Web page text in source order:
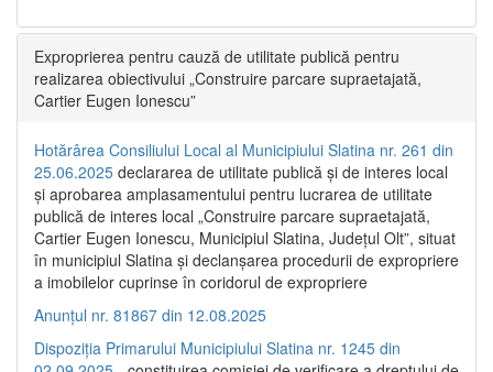
Exproprierea pentru cauză de utilitate publică pentru
realizarea obiectivului „Construire parcare supraetajată,
Cartier Eugen Ionescu”
Hotărârea Consiliului Local al Municipiului Slatina nr. 261 din
25.06.2025 declararea de utilitate publică și de interes local
și aprobarea amplasamentului pentru lucrarea de utilitate
publică de interes local „Construire parcare supraetajată,
Cartier Eugen Ionescu, Municipiul Slatina, Județul Olt”, situat
în municipiul Slatina și declanșarea procedurii de expropriere
a imobilelor cuprinse în coridorul de expropriere
Anunțul nr. 81867 din 12.08.2025
Dispoziția Primarului Municipiului Slatina nr. 1245 din